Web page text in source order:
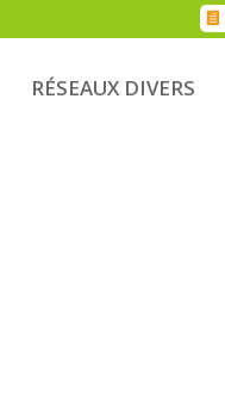
RÉSEAUX DIVERS